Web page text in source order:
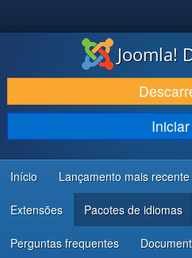
DESCARREGAR E EVOLUIR
DESCOBRIR E APRENDER
COMUNIDADE E SUPORTE
RECURSOS PARA PROGRAMADORES
Joomla!
Iniciar
Início Lançamento mais recente
Extensões Pacotes de idiomas
Perguntas frequentes